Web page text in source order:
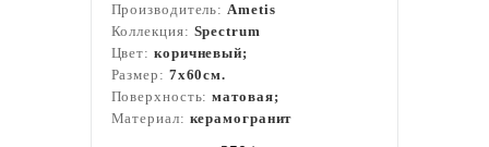
Производитель:Ametis
Коллекция: Spectrum
Цвет: коричневый;
Размер: 7x60см.
Поверхность:матовая;
Материал: керамогранит